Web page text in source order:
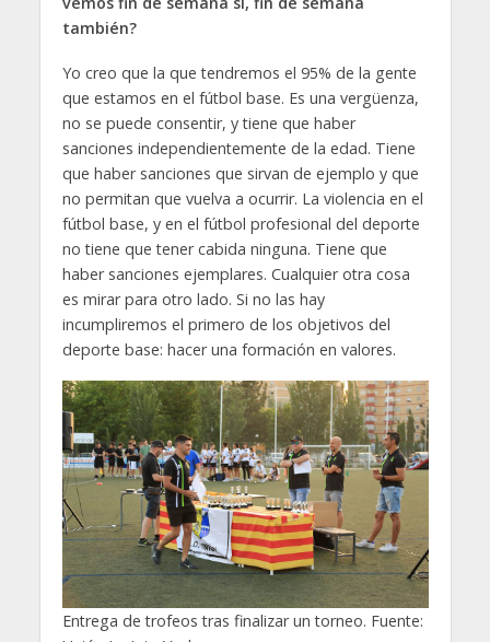
también?
Yo creo que la que tendremos el 95% de la gente
que estamos en el fútbol base. Es una vergüenza,
no se puede consentir, y tiene que haber
sanciones independientemente de la edad. Tiene
que haber sanciones que sirvan de ejemplo y que
no permitan que vuelva a ocurrir. La violencia en el
fútbol base, y en el fútbol profesional del deporte
no tiene que tener cabida ninguna. Tiene que
haber sanciones ejemplares. Cualquier otra cosa
es mirar para otro lado. Si no las hay
incumpliremos el primero de los objetivos del
deporte base: hacer una formación en valores.
Entrega de trofeos tras finalizar un torneo. Fuente: